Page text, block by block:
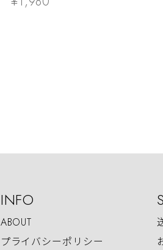
INFO
ABOUT
プライバシーポリシー